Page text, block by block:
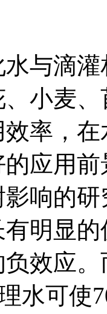
与滴
小麦
率，
应用
响的
明显
效应
水可